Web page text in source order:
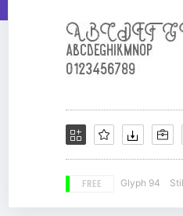
FREE Glyph 94